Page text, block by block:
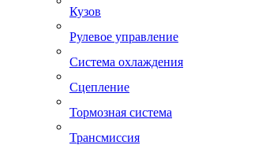
Кузов
Рулевое управление
Система охлаждения
Сцепление
Тормозная система
Трансмиссия